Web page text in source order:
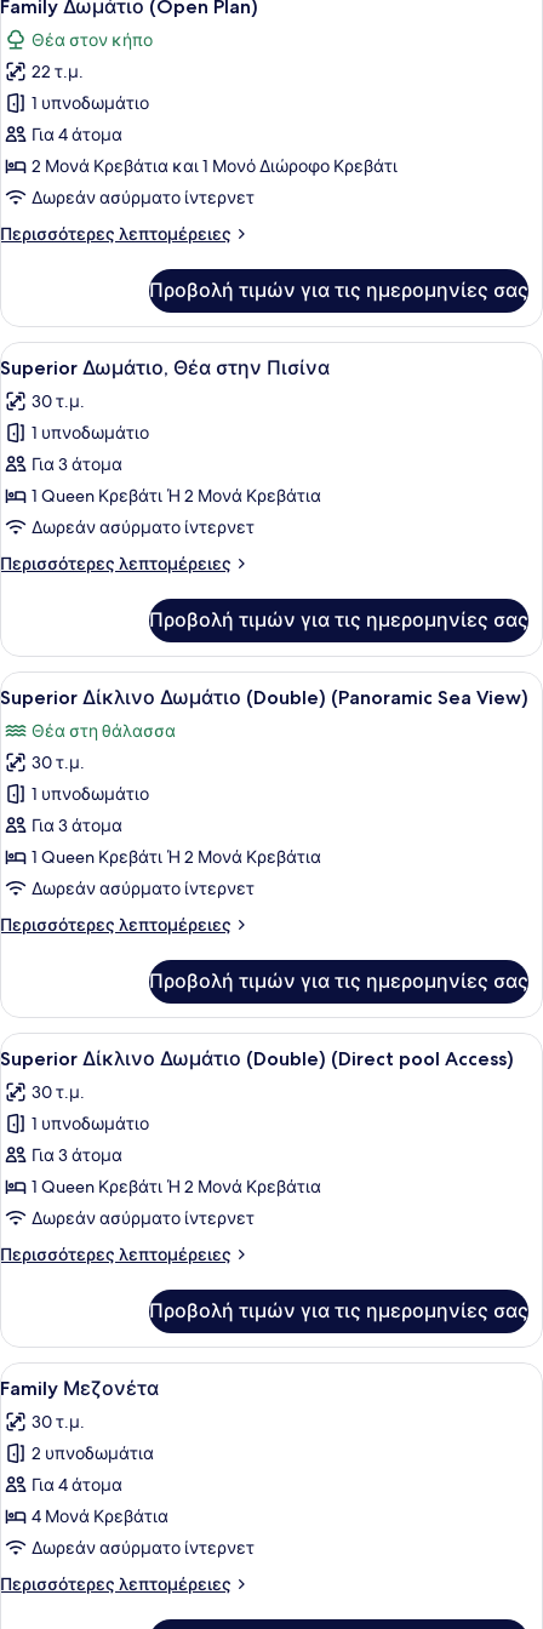
Κρεβάτι,
Θέα
στον
Κήπο
όλων
των
φωτογραφιών
για
Family
Δωμάτιο
(Open
Family Δωμάτιο (Open Plan)
Θέα στον κήπο
22 τ.μ.
1 υπνοδωμάτιο
Για 4 άτομα
2 Μονά Κρεβάτια και 1 Μονό Διώροφο Κρεβάτι
Δωρεάν ασύρματο ίντερνετ
Περισσότερες λεπτομέρειες
Περισσότερες
Δωμάτιο
(Open
Plan)
Προβολή τιμών για τις ημερομηνίες σας
Προβολή
όλων
των
φωτογραφιών
για
Superior
Δωμάτιο,
στην
Ένας χώρος δίπλα στην πισίνα με
8
Superior Δωμάτιο, Θέα στην Πισίνα
30 τ.μ.
1 υπνοδωμάτιο
Για 3 άτομα
1 Queen Κρεβάτι Ή 2 Μονά Κρεβάτια
Δωρεάν ασύρματο ίντερνετ
Περισσότερες λεπτομέρειες
Περισσότερες
Δωμάτιο,
Θέα
στην
Πισίνα
Προβολή τιμών για τις ημερομηνίες σας
Προβολή
όλων
των
φωτογραφιών
για
Superior
Δίκλινο
Δωμάτιο
(Double)
(Panoramic
Ένα μπαλκόνι με θέα στην
7
Superior Δίκλινο Δωμάτιο (Double) (Panoramic Sea View)
Θέα στη θάλασσα
30 τ.μ.
1 υπνοδωμάτιο
Για 3 άτομα
1 Queen Κρεβάτι Ή 2 Μονά Κρεβάτια
Δωρεάν ασύρματο ίντερνετ
Περισσότερες λεπτομέρειες
Περισσότερες
Δίκλινο
Δωμάτιο
(Double)
(Panoramic
Sea
View)
Προβολή τιμών για τις ημερομηνίες σας
Προβολή
όλων
των
φωτογραφιών
για
Superior
Δίκλινο
(Double)
Access)
Ένας εξωτερικός χώρος με
10
Superior Δίκλινο Δωμάτιο (Double) (Direct pool Access)
30 τ.μ.
1 υπνοδωμάτιο
Για 3 άτομα
1 Queen Κρεβάτι Ή 2 Μονά Κρεβάτια
Δωρεάν ασύρματο ίντερνετ
Περισσότερες λεπτομέρειες
Περισσότερες
Δίκλινο
Δωμάτιο
(Double)
(Direct
pool
Access)
Προβολή τιμών για τις ημερομηνίες σας
Προβολή
όλων
των
φωτογραφιών
για
Family
Μεζονέτα
Ένα δωμάτιο ξενοδοχείου με ένα
9
Family Μεζονέτα
30 τ.μ.
2 υπνοδωμάτια
Για 4 άτομα
4 Μονά Κρεβάτια
Δωρεάν ασύρματο ίντερνετ
Περισσότερες λεπτομέρειες
Περισσότερες